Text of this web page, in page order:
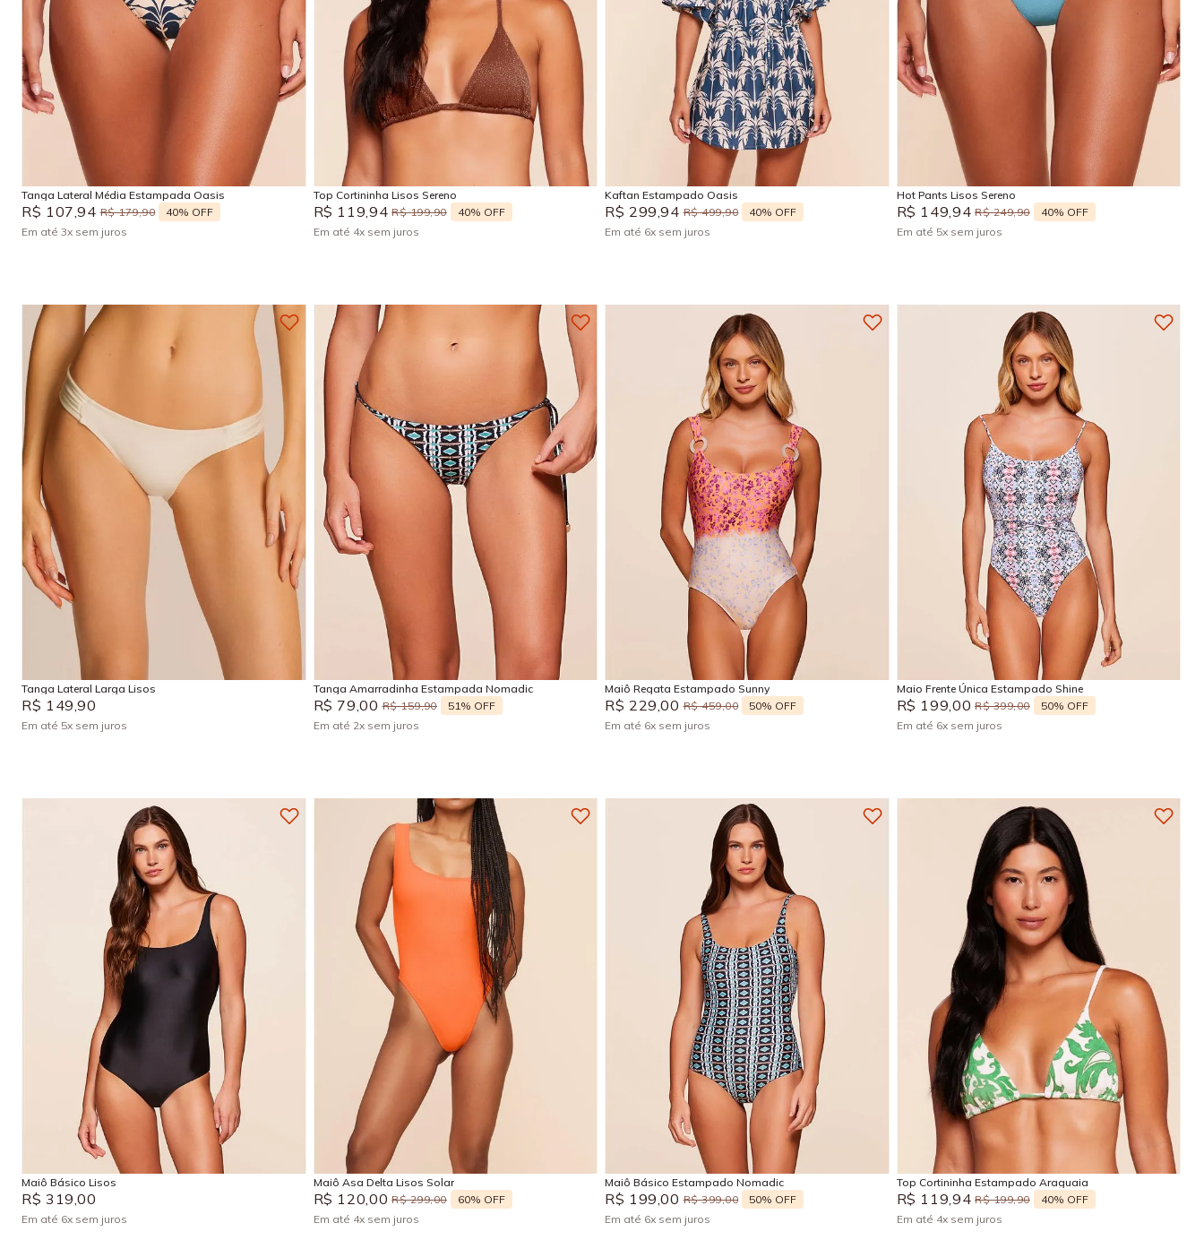
Adicionar na sacola
Tanga Lateral Média Estampada Oasis
R$ 107,94 R$ 179,90 40% OFF
Em até 3x sem juros
P M G GG
Top Cortininha Lisos Sereno
R$ 119,94 R$ 199,90 40% OFF
Em até 4x sem juros
M G GG
Adicionar na sacola
Kaftan Estampado Oasis
R$ 299,94 R$ 499,90 40% OFF
Em até 6x sem juros
G
Adicionar na sacola
Hot Pants Lisos Sereno
R$ 149,94 R$ 249,90 40% OFF
Em até 5x sem juros
Adicionar na sacola
Tanga Lateral Larga Lisos
R$ 149,90
Em até 5x sem juros
GG
Adicionar na sacola
Tanga Amarradinha Estampada Nomadic
R$ 79,00 R$ 159,90 51% OFF
Em até 2x sem juros
P M
Adicionar na sacola
Maiô Regata Estampado Sunny
R$ 229,00 R$ 459,00 50% OFF
Em até 6x sem juros
M
Adicionar na sacola
Maio Frente Única Estampado Shine
R$ 199,00 R$ 399,00 50% OFF
Em até 6x sem juros
GG
Adicionar na sacola
Maiô Básico Lisos
R$ 319,00
Em até 6x sem juros
G
Adicionar na sacola
Maiô Asa Delta Lisos Solar
R$ 120,00 R$ 299,00 60% OFF
Em até 4x sem juros
P GG
Adicionar na sacola
Maiô Básico Estampado Nomadic
R$ 199,00 R$ 399,00 50% OFF
Em até 6x sem juros
M G GG
Adicionar na sacola
Top Cortininha Estampado Araguaia
R$ 119,94 R$ 199,90 40% OFF
Em até 4x sem juros